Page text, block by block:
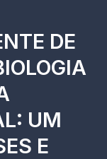
DE
UM
E